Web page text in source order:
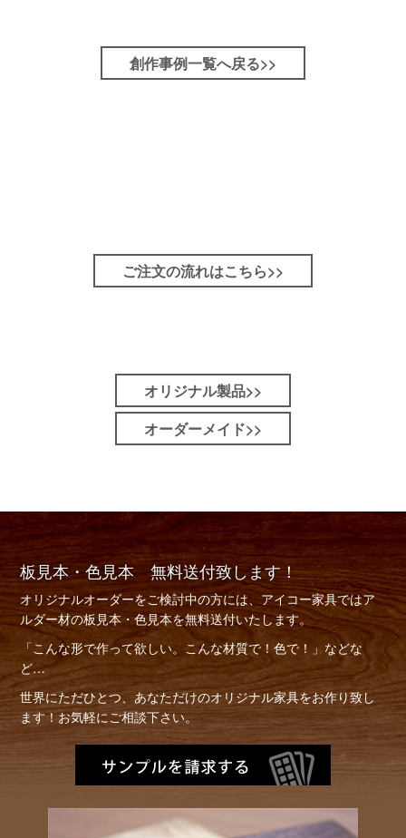
創作事例一覧へ戻る>>
ご注文の流れはこちら>>
オリジナル製品>>
オーダーメイド>>
板見本・色見本 無料送付致します！
オリジナルオーダーをご検討中の方には、アイコー家具ではア
ルダー材の板見本・色見本を無料送付いたします。
「こんな形で作って欲しい。こんな材質で！色で！」などな
ど…
世界にただひとつ、あなただけのオリジナル家具をお作り致し
ます！お気軽にご相談下さい。